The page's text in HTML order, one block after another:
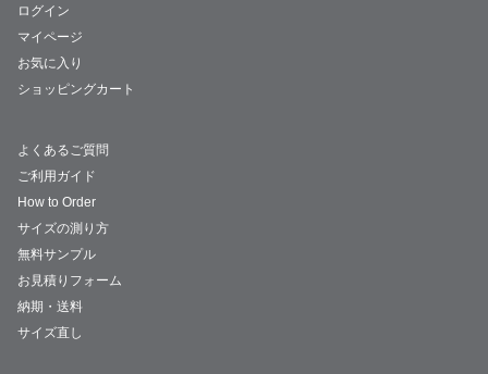
ログイン
マイページ
お気に入り
ショッピングカート
よくあるご質問
ご利用ガイド
How to Order
サイズの測り方
無料サンプル
お見積りフォーム
納期・送料
サイズ直し